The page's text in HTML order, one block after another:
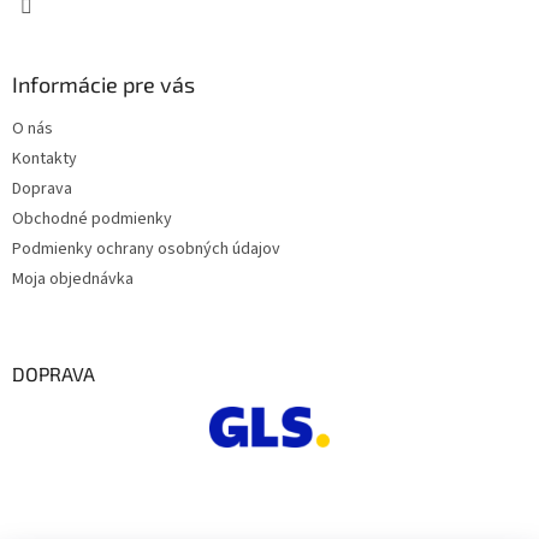
Informácie pre vás
O nás
Kontakty
Doprava
Obchodné podmienky
Podmienky ochrany osobných údajov
Moja objednávka
DOPRAVA